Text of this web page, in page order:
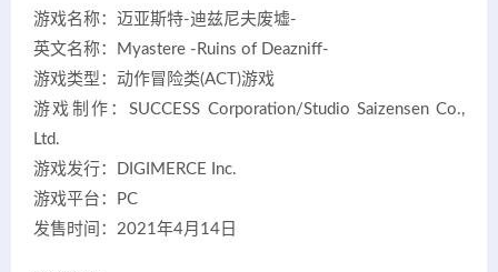
游戏名称：迈亚斯特-迪兹尼夫废墟-
英文名称：Myastere -Ruins of Deazniff-
游戏类型：动作冒险类(ACT)游戏
游戏制作：SUCCESS Corporation/Studio Saizensen Co.,
Ltd.
游戏发行：DIGIMERCE Inc.
游戏平台：PC
发售时间：2021年4月14日